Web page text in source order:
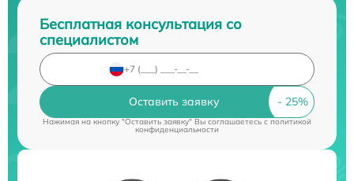
Бесплатная консультация со
специалистом
Оставить заявку
Нажимая на кнопку "Оставить заявку" Вы соглашаетесь cполитикой
конфиденциальности